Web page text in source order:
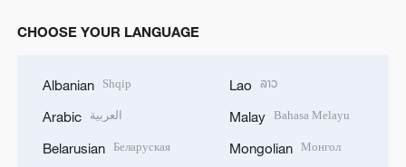
CHOOSE YOUR LANGUAGE
Albanian Shqip
Arabic العربية
Belarusian Беларуская
Lao ລາວ
Malay Bahasa Melayu
Mongolian Монгол